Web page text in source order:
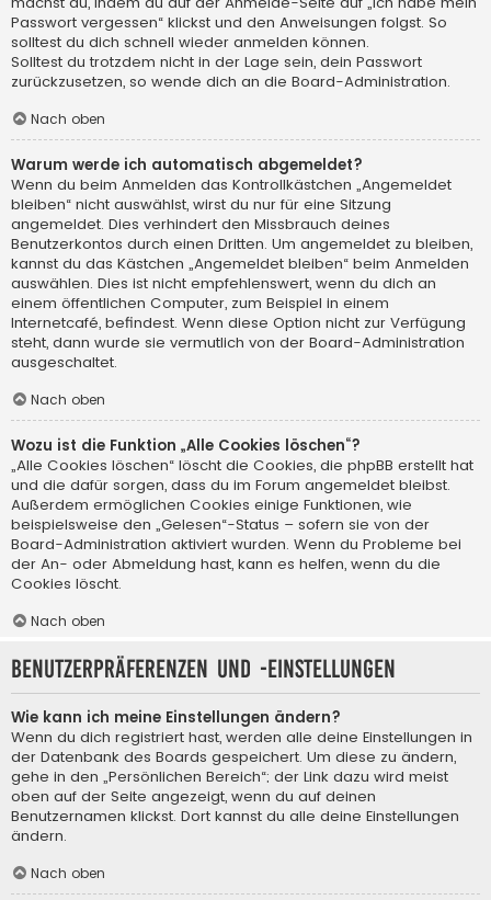
Passwort vergessen“ klickst und den Anweisungen folgst. So
solltest du dich schnell wieder anmelden können.
Solltest du trotzdem nicht in der Lage sein, dein Passwort
zurückzusetzen, so wende dich an die Board-Administration.
Nach oben
Warum werde ich automatisch abgemeldet?
Wenn du beim Anmelden das Kontrollkästchen „Angemeldet
bleiben“ nicht auswählst, wirst du nur für eine Sitzung
angemeldet. Dies verhindert den Missbrauch deines
Benutzerkontos durch einen Dritten. Um angemeldet zu bleiben,
kannst du das Kästchen „Angemeldet bleiben“ beim Anmelden
auswählen. Dies ist nicht empfehlenswert, wenn du dich an
einem öffentlichen Computer, zum Beispiel in einem
Internetcafé, befindest. Wenn diese Option nicht zur Verfügung
steht, dann wurde sie vermutlich von der Board-Administration
ausgeschaltet.
Nach oben
Wozu ist die Funktion „Alle Cookies löschen“?
„Alle Cookies löschen“ löscht die Cookies, die phpBB erstellt hat
und die dafür sorgen, dass du im Forum angemeldet bleibst.
Außerdem ermöglichen Cookies einige Funktionen, wie
beispielsweise den „Gelesen“-Status – sofern sie von der
Board-Administration aktiviert wurden. Wenn du Probleme bei
der An- oder Abmeldung hast, kann es helfen, wenn du die
Cookies löscht.
Nach oben
Benutzerpräferenzen und -einstellungen
Wie kann ich meine Einstellungen ändern?
Wenn du dich registriert hast, werden alle deine Einstellungen in
der Datenbank des Boards gespeichert. Um diese zu ändern,
gehe in den „Persönlichen Bereich“; der Link dazu wird meist
oben auf der Seite angezeigt, wenn du auf deinen
Benutzernamen klickst. Dort kannst du alle deine Einstellungen
ändern.
Nach oben